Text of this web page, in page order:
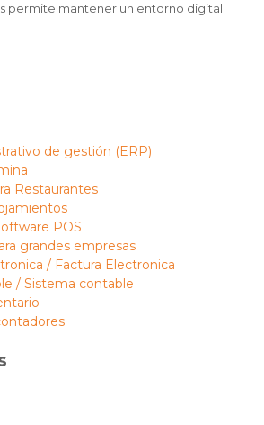
permite mantener un entorno digital
de gestión (ERP)
Restaurantes
POS
grandes empresas
/ Factura Electronica
/ Sistema contable